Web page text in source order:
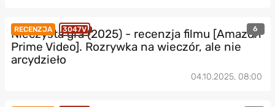
RECENZJA 3047V 6
Nieczysta gra (2025) - recenzja filmu [Amazon
Prime Video]. Rozrywka na wieczór, ale nie
arcydzieło
04.10.2025, 08:00